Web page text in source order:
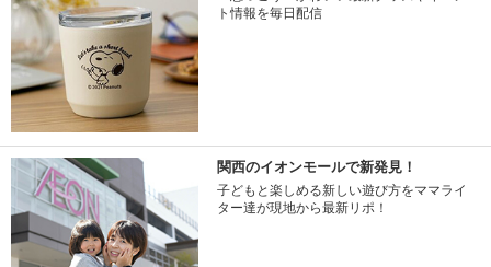
ト情報を毎日配信
関西のイオンモールで新発見！
子どもと楽しめる新しい遊び方をママライ
ター達が現地から最新リポ！